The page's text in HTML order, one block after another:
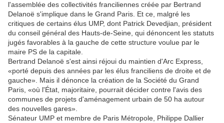
l'assemblée des collectivités franciliennes créée par Bertrand
Delanoë s'implique dans le Grand Paris. Et ce, malgré les
critiques de certains élus UMP, dont Patrick Devedjian, président
du conseil général des Hauts-de-Seine, qui dénoncent les statuts
jugés favorables à la gauche de cette structure voulue par le
maire PS de la capitale.
Bertrand Delanoë s'est ainsi réjoui du maintien d'Arc Express,
«porté depuis des années par les élus franciliens de droite et de
gauche». Mais il dénonce la création de la Société du Grand
Paris, «où l'État, majoritaire, pourrait décider contre l'avis des
communes de projets d'aménagement urbain de 50 ha autour
des nouvelles gares».
Sénateur UMP et membre de Paris Métropole, Philippe Dallier